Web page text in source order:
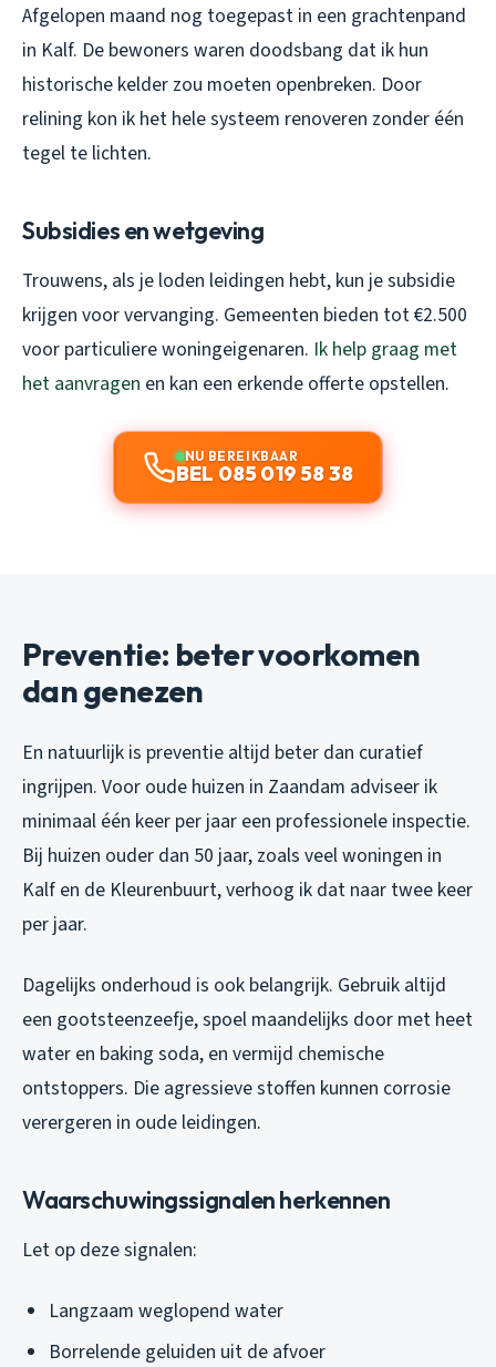
Afgelopen maand nog toegepast in een grachtenpand
in Kalf. De bewoners waren doodsbang dat ik hun
historische kelder zou moeten openbreken. Door
relining kon ik het hele systeem renoveren zonder één
tegel te lichten.
Subsidies en wetgeving
Trouwens, als je loden leidingen hebt, kun je subsidie
krijgen voor vervanging. Gemeenten bieden tot €2.500
voor particuliere woningeigenaren. Ik help graag met
het aanvragen en kan een erkende offerte opstellen.
NU BEREIKBAAR
BEL 085 019 58 38
Preventie: beter voorkomen
dan genezen
En natuurlijk is preventie altijd beter dan curatief
ingrijpen. Voor oude huizen in Zaandam adviseer ik
minimaal één keer per jaar een professionele inspectie.
Bij huizen ouder dan 50 jaar, zoals veel woningen in
Kalf en de Kleurenbuurt, verhoog ik dat naar twee keer
per jaar.
Dagelijks onderhoud is ook belangrijk. Gebruik altijd
een gootsteenzeefje, spoel maandelijks door met heet
water en baking soda, en vermijd chemische
ontstoppers. Die agressieve stoffen kunnen corrosie
verergeren in oude leidingen.
Waarschuwingssignalen herkennen
Let op deze signalen:
Langzaam weglopend water
Borrelende geluiden uit de afvoer